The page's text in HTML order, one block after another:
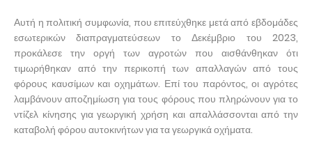
Αυτή η πολιτική συμφωνία, που επιτεύχθηκε μετά από εβδομάδες
εσωτερικών διαπραγματεύσεων το Δεκέμβριο του 2023,
προκάλεσε την οργή των αγροτών που αισθάνθηκαν ότι
τιμωρήθηκαν από την περικοπή των απαλλαγών από τους
φόρους καυσίμων και οχημάτων. Επί του παρόντος, οι αγρότες
λαμβάνουν αποζημίωση για τους φόρους που πληρώνουν για το
ντίζελ κίνησης για γεωργική χρήση και απαλλάσσονται από την
καταβολή φόρου αυτοκινήτων για τα γεωργικά οχήματα.